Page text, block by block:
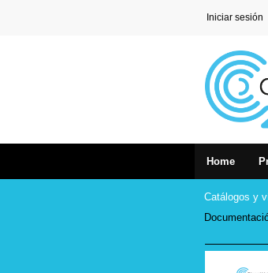
Iniciar sesión
Home
Catálogos y